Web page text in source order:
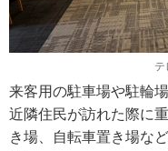
来客用の駐車場や駐輪
近隣住民が訪れた際に
き場、自転車置き場な